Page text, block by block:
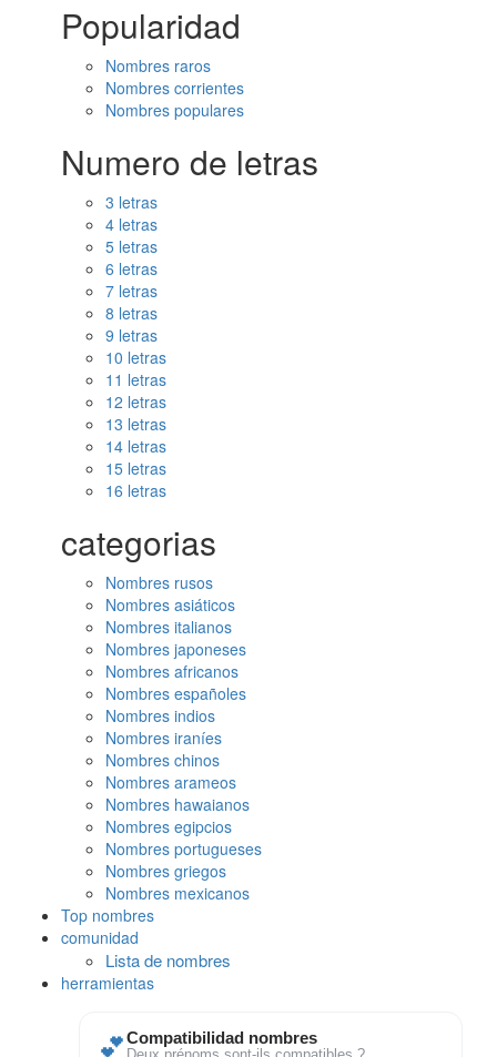
Popularidad
Nombres raros
Nombres corrientes
Nombres populares
Numero de letras
3 letras
4 letras
5 letras
6 letras
7 letras
8 letras
9 letras
10 letras
11 letras
12 letras
13 letras
14 letras
15 letras
16 letras
categorias
Nombres rusos
Nombres asiáticos
Nombres italianos
Nombres japoneses
Nombres africanos
Nombres españoles
Nombres indios
Nombres iraníes
Nombres chinos
Nombres arameos
Nombres hawaianos
Nombres egipcios
Nombres portugueses
Nombres griegos
Nombres mexicanos
Top nombres
comunidad
Lista de nombres
herramientas
💕Compatibilidad nombres